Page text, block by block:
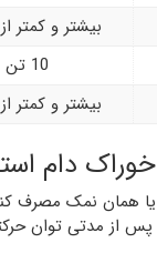
بیشتر و کمتر از 10 تن
10 تن
بیشتر و کمتر از 10 تن
دام
یا همان نمک مصرف
از مدتی توان